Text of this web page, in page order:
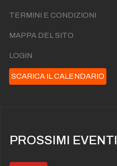
TERMINI E CONDIZIONI
MAPPA DEL SITO
LOGIN
SCARICA IL CALENDARIO
PROSSIMI EVENTI